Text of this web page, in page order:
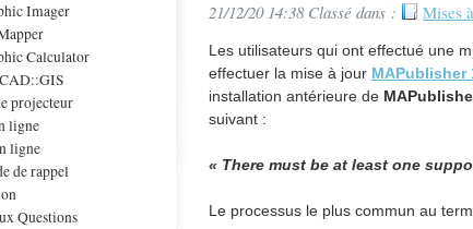
Imager
Calculator
projecteur
ligne
ligne
de rappel
Questions
21/12/20 14:38 Classé dans : Mises
Les utilisateurs qui ont effectué une
effectuer la mise à jour MAPublisher
installation antérieure de
suivant :
« There must be at least one
Le processus le plus commun au